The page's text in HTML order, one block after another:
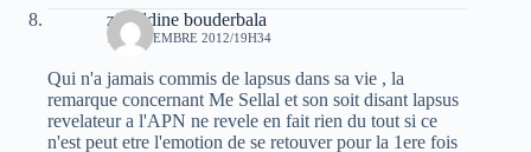
zineddine bouderbala
13 NOVEMBRE 2012/19H34
Qui n'a jamais commis de lapsus dans sa vie , la
remarque concernant Me Sellal et son soit disant lapsus
revelateur a l'APN ne revele en fait rien du tout si ce
n'est peut etre l'emotion de se retouver pour la 1ere fois